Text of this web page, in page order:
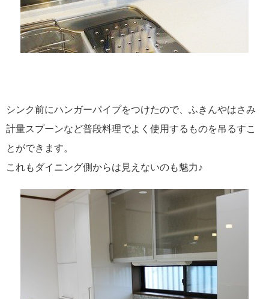
シンク前にハンガーパイプをつけたので、ふきんやはさみ
計量スプーンなど普段料理でよく使用するものを吊るすこ
とができます。
これもダイニング側からは見えないのも魅力♪